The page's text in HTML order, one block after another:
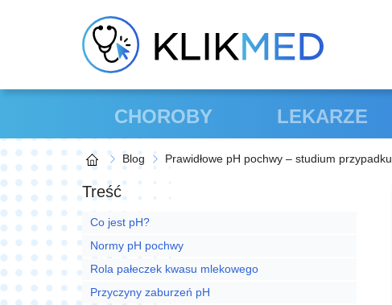
CHOROBY LEKARZE
Blog Prawidłowe pH pochwy – studium przypadku
Treść
Co jest pH?
Normy pH pochwy
Rola pałeczek kwasu mlekowego
Przyczyny zaburzeń pH